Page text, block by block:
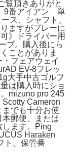
覧頂きありがと
9番アイアン 単
ス、シャフト、
ますがプレーに
》ドライバー用
ブ。購入後にら
ことがありま
フェアウェイ
EV-8フレッ
大手中古ゴルフ
は購入時にショ
mizuno pro 245
Cameron
でも十分お使
郵便、または
します。Ping
Haraken
。保管番